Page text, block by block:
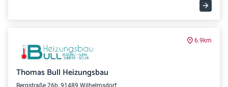
6.9km
Thomas Bull Heizungsbau
Bergstraße 26b, 91489 Wilhelmsdorf